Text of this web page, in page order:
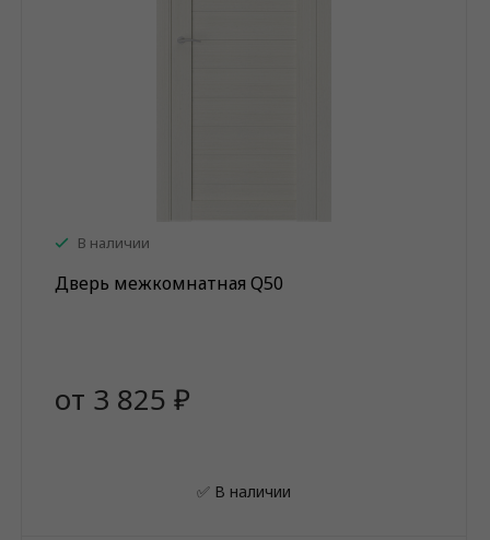
В наличии
Дверь межкомнатная Q50
от 3 825 ₽
✅ В наличии